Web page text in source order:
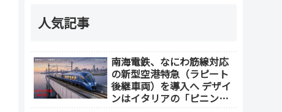
人気記事
南海電鉄、なにわ筋線対応
の新型空港特急（ラピート
後継車両）を導入へ デザイ
ンはイタリアの「ピニンフ